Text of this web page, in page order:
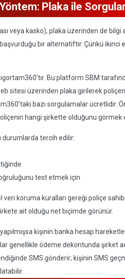
Plaka ile
veya kasko), plaka üzerinden de bilgi
bir alternatiftir. Çünkü ikinci
Bu platform SBM
sitesi üzerinden plaka girilerek
bazı sorgulamalar ücretlidir.
hangi şirkette olduğunu
durumlarda tercih edilir:
test etmek için
koruma kuralları gereği poliçe
ait olduğu net biçimde görünür.
kişinin banka hesap
genellikle ödeme dekontunda şirket
SMS gönderir; kişinin SMS